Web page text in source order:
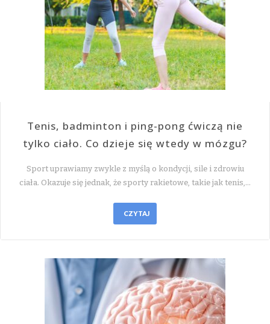
Tenis, badminton i ping-pong ćwiczą nie
tylko ciało. Co dzieje się wtedy w mózgu?
Sport uprawiamy zwykle z myślą o kondycji, sile i zdrowiu
ciała. Okazuje się jednak, że sporty rakietowe, takie jak tenis,…
CZYTAJ